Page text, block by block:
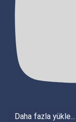
Daha fazla yükle...